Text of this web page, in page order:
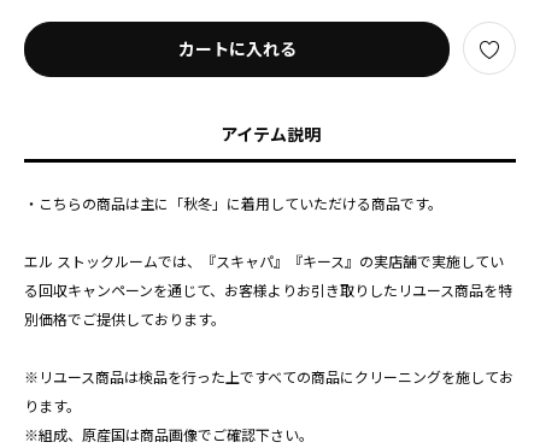
カートに入れる
アイテム説明
・こちらの商品は主に「秋冬」に着用していただける商品です。
エル ストックルームでは、『スキャパ』『キース』の実店舗で実施してい
る回収キャンペーンを通じて、お客様よりお引き取りしたリユース商品を特
別価格でご提供しております。
※リユース商品は検品を行った上ですべての商品にクリーニングを施してお
ります。
※組成、原産国は商品画像でご確認下さい。